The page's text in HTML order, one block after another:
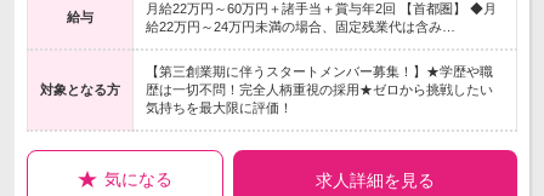
給与
月給22万円～60万円＋諸手当＋賞与年2回 【首都圏】 ◆月
給22万円～24万円未満の場合、固定残業代は含み…
対象となる方
【第三創業期に伴うスタートメンバー募集！】★学歴や職
歴は一切不問！完全人柄重視の採用★ゼロから挑戦したい
気持ちを最大限に評価！
気になる 求人詳細を見る